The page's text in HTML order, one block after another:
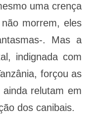
uma crença
morrem, eles
. Mas a
indignada com
forçou as
relutam em
dos canibais.